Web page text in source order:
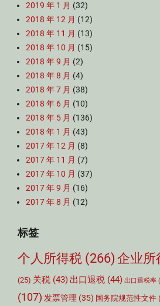
2019 年 1 月 (32)
2018 年 12 月 (12)
2018 年 11 月 (13)
2018 年 10 月 (15)
2018 年 9 月 (2)
2018 年 8 月 (4)
2018 年 7 月 (38)
2018 年 6 月 (10)
2018 年 5 月 (136)
2018 年 1 月 (43)
2017 年 12 月 (8)
2017 年 11 月 (7)
2017 年 10 月 (37)
2017 年 9 月 (16)
2017 年 8 月 (12)
标签
个人所得税 (266) 企业所
(25) 关税 (43) 出口退税 (44) 出口退税率
(107) 发票管理 (35) 国务院规范性文件